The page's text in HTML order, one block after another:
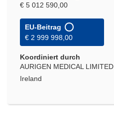
€ 5 012 590,00
EU-Beitrag
€ 2 999 998,00
Koordiniert durch
AURIGEN MEDICAL LIMITED
Ireland